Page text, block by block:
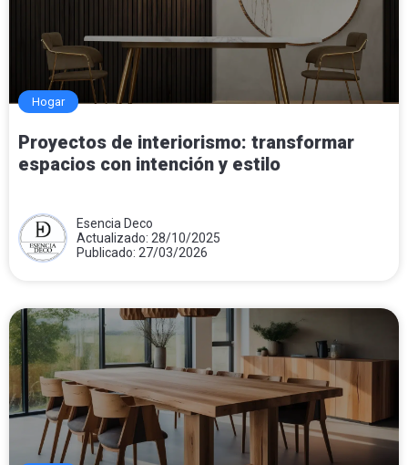
Hogar
Proyectos de interiorismo: transformar
espacios con intención y estilo
Esencia Deco
Actualizado: 28/10/2025
Publicado: 27/03/2026